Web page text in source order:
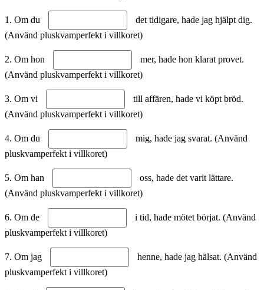
1. Om du
det tidigare, hade jag hjälpt dig.
(Använd pluskvamperfekt i villkoret)
2. Om hon
mer, hade hon klarat provet.
(Använd pluskvamperfekt i villkoret)
3. Om vi
till affären, hade vi köpt bröd.
(Använd pluskvamperfekt i villkoret)
4. Om du
mig, hade jag svarat. (Använd
pluskvamperfekt i villkoret)
5. Om han
oss, hade det varit lättare.
(Använd pluskvamperfekt i villkoret)
6. Om de
i tid, hade mötet börjat. (Använd
pluskvamperfekt i villkoret)
7. Om jag
henne, hade jag hälsat. (Använd
pluskvamperfekt i villkoret)